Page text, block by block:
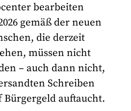
bearbeiten
gemäß der neuen
die derzeit
müssen nicht
– auch dann nicht,
Schreiben
Bürgergeld auftaucht.